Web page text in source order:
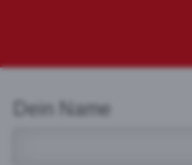
Dein Name